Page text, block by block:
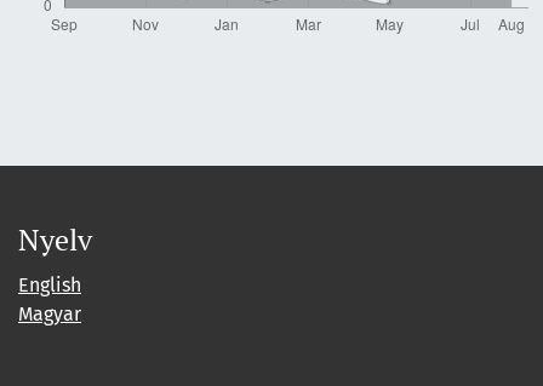
Nyelv
English
Magyar